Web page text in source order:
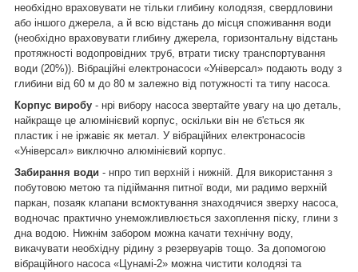
необхідно враховувати не тільки глибину колодязя, свердловини
або іншого джерела, а й всю відстань до місця споживання води
(необхідно враховувати глибину джерела, горизонтальну відстань
протяжності водопровідних труб, втрати тиску транспортування
води (20%)). Вібраційні електронасоси «Універсал» подають воду з
глибини від 60 м до 80 м залежно від потужності та типу насоса.
Корпус виробу - нрі вибору насоса звертайте увагу на цю деталь,
найкраще це алюмінієвий корпус, оскільки він не б'ється як
пластик і не іржавіє як метал. У вібраційних електронасосів
«Універсал» виключно алюмінієвий корпус.
Забирання води - нпро тип верхній і нижній. Для використання з
побутовою метою та підіймання питної води, ми радимо верхній
паркан, позаяк клапани всмоктування знаходячися зверху насоса,
водночас практично унеможливлюється захоплення піску, глини з
дна водою. Нижнім забором можна качати технічну воду,
викачувати необхідну рідину з резервуарів тощо. За допомогою
вібраційного насоса «Цунамі-2» можна чистити колодязі та